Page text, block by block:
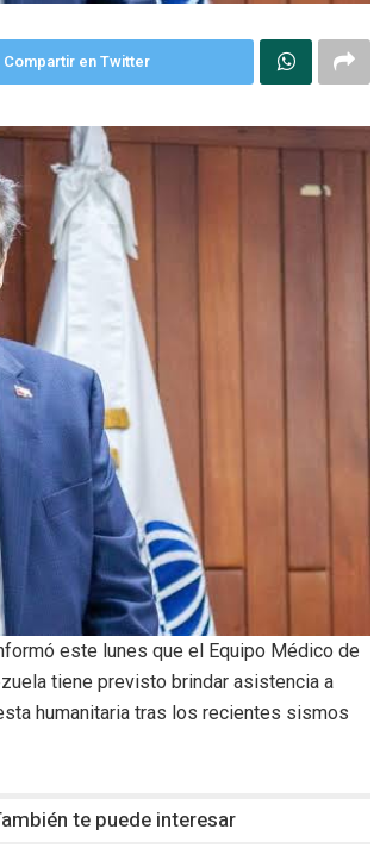
Compartir en Twitter
este lunes que el Equipo Médico de
tiene previsto brindar asistencia a
humanitaria tras los recientes sismos
te puede interesar